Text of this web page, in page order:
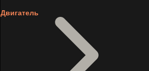
Двигатель